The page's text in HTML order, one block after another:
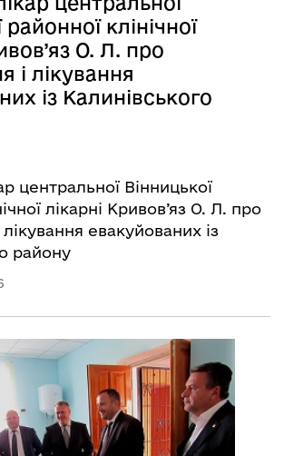
районної клінічної
О. Л. про
і лікування
із Калинівського
центральної Вінницької
лікарні Кривов’яз О. Л. про
евакуйованих із
району